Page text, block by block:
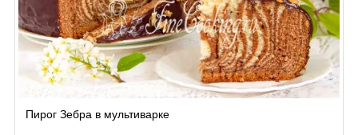
Пирог Зебра в мультиварке